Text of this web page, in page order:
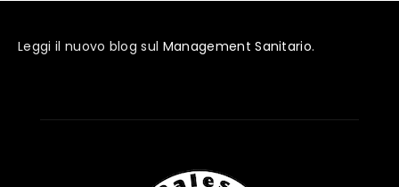
Leggi il nuovo blog sul Management Sanitario.